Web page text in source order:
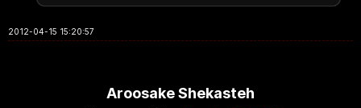
2012-04-15 15:20:57
Aroosake Shekasteh